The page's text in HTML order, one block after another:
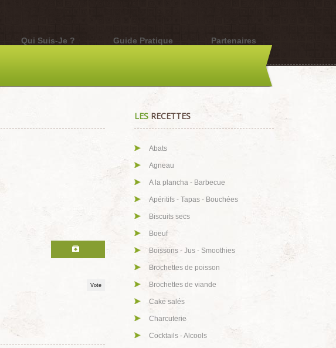
Qui Suis-Je ? Guide Pratique Partenaires
LESRECETTES
Abats
Agneau
A la plancha - Barbecue
Apéritifs - Tapas - Bouchées
Biscuits secs
Boeuf
Boissons - Jus - Smoothies
Brochettes de poisson
Brochettes de viande
Cake salés
Charcuterie
Cocktails - Alcools